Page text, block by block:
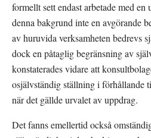
formellt sett endast arbetade med
denna bakgrund inte en avgörande
av huruvida verksamheten bedrevs
dock en påtaglig begränsning av
konstaterades vidare att
osjälvständig ställning i förhållande
när det gällde urvalet av uppdrag.
Det fanns emellertid också